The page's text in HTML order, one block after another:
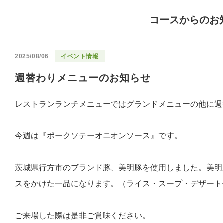
コースからのお
2025/08/06 イベント情報
週替わりメニューのお知らせ
レストランランチメニューではグランドメニューの他に
今週は『ポークソテーオニオンソース』です。
茨城県行方市のブランド豚、美明豚を使用しました。美
スをかけた一品になります。（ライス・スープ・デザー
ご来場した際は是非ご賞味ください。